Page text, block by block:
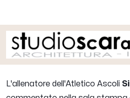
L'allenatore dell'Atletico Ascoli